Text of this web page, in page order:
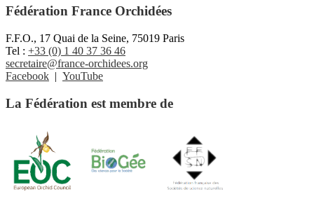
Fédération France Orchidées
F.F.O., 17 Quai de la Seine, 75019 Paris
Tel : +33 (0) 1 40 37 36 46
secretaire@france-orchidees.org
Facebook | YouTube
La Fédération est membre de